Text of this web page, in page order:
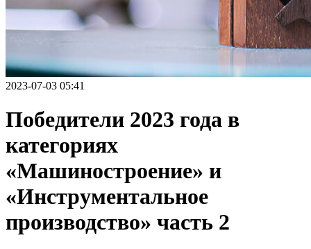
2023-07-03 05:41
Победители 2023 года в
категориях
«Машиностроение» и
«Инструментальное
производство» часть 2